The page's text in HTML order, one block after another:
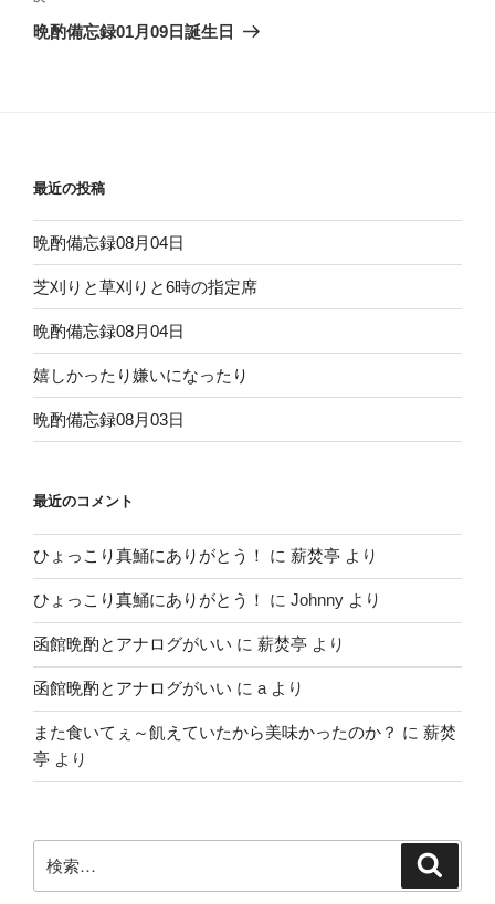
ゲ
の
晩酌備忘録01月09日誕生日
最近の投稿
晩酌備忘録08月04日
芝刈りと草刈りと6時の指定席
晩酌備忘録08月04日
嬉しかったり嫌いになったり
晩酌備忘録08月03日
最近のコメント
ひょっこり真鯒にありがとう！ に 薪焚亭 より
ひょっこり真鯒にありがとう！ に Johnny より
函館晩酌とアナログがいい に 薪焚亭 より
函館晩酌とアナログがいい に a より
また食いてぇ～飢えていたから美味かったのか？ に 薪焚
亭 より
索: